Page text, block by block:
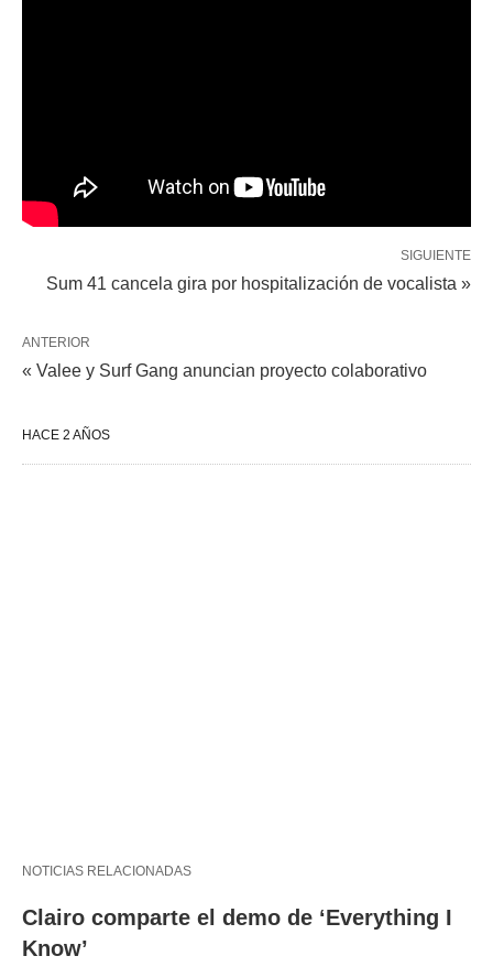
SIGUIENTE
Sum 41 cancela gira por hospitalización de vocalista »
ANTERIOR
« Valee y Surf Gang anuncian proyecto colaborativo
HACE 2 AÑOS
NOTICIAS RELACIONADAS
Clairo comparte el demo de ‘Everything I
Know’